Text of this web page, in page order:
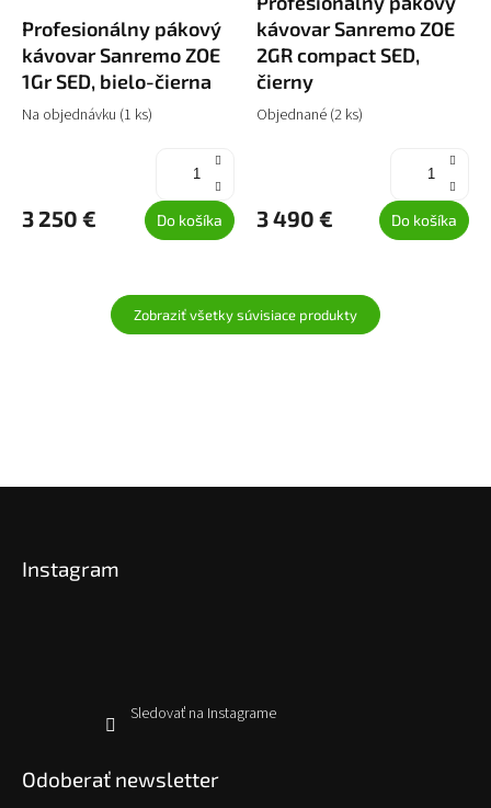
A
R
M
Profesionálny pákový
kávovar Sanremo ZOE
1Gr SED, bielo-čierna
Na objednávku (1 ks)
3 250 € Do košíka
A
R
kávovar Sanremo ZOE
2GR compact SED,
čierny
Objednané (2 ks)
3 490 € Do košíka
Zobraziť všetky súvisiace produkty
Instagram
Sledovať na Instagrame
Odoberať newsletter